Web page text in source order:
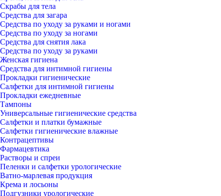
Скрабы для тела
Средства для загара
Средства по уходу за руками и ногами
Средства по уходу за ногами
Средства для снятия лака
Средства по уходу за руками
Женская гигиена
Средства для интимной гигиены
Прокладки гигиенические
Салфетки для интимной гигиены
Прокладки ежедневные
Тампоны
Универсальные гигиенические средства
Салфетки и платки бумажные
Салфетки гигиенические влажные
Контрацептивы
Фармацевтика
Растворы и спреи
Пеленки и салфетки урологические
Ватно-марлевая продукция
Крема и лосьоны
Подгузники урологические